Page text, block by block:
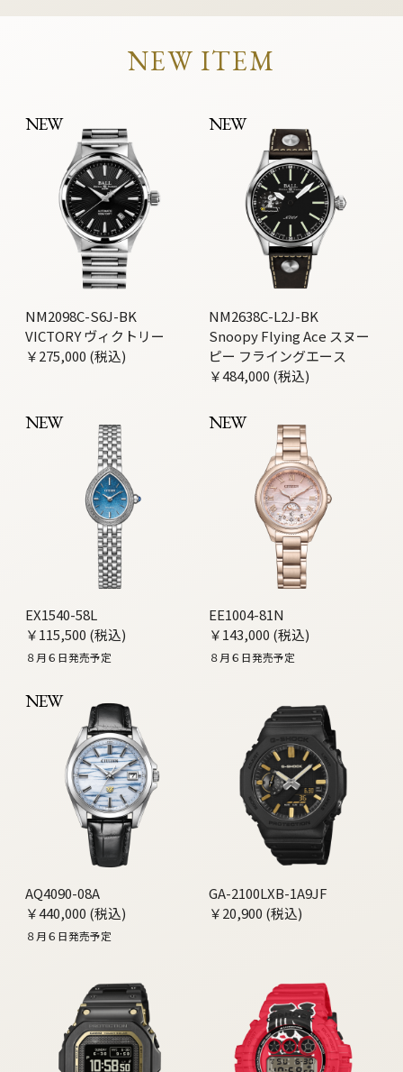
NEW ITEM
NEW
NM2098C-S6J-BK
VICTORY ヴィクトリー
￥275,000 (税込)
NEW
NM2638C-L2J-BK
Snoopy Flying Ace スヌー
ピー フライングエース
￥484,000 (税込)
NEW
EX1540-58L
￥115,500 (税込)
８月６日発売予定
NEW
EE1004-81N
￥143,000 (税込)
８月６日発売予定
NEW
AQ4090-08A
￥440,000 (税込)
８月６日発売予定
GA-2100LXB-1A9JF
￥20,900 (税込)